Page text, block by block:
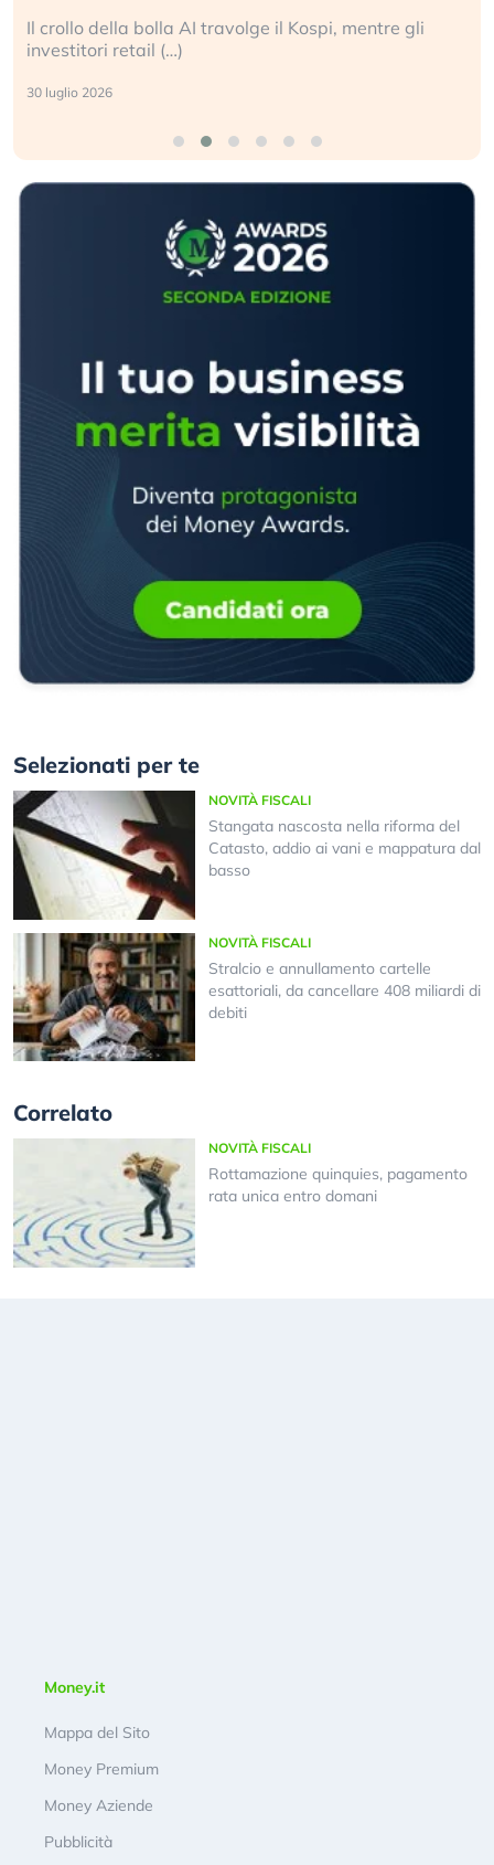
Il crollo della bolla AI travolge il Kospi, mentre gli
investitori retail (…)
30 luglio 2026
Selezionati per te
NOVITÀ FISCALI
Stangata nascosta nella riforma del
Catasto, addio ai vani e mappatura dal
basso
NOVITÀ FISCALI
Stralcio e annullamento cartelle
esattoriali, da cancellare 408 miliardi di
debiti
Correlato
NOVITÀ FISCALI
Rottamazione quinquies, pagamento
rata unica entro domani
Money.it
Mappa del Sito
Money Premium
Money Aziende
Pubblicità